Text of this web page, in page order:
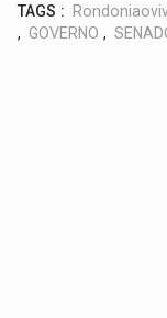
TAGS :
, GOVERNO ,